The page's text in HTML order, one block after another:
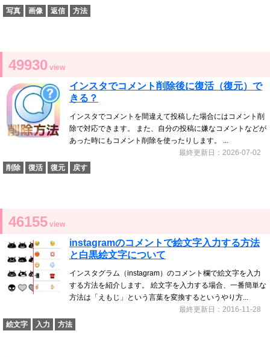
写真 画像 返信 方法
49930 view
インスタでコメント削除後に復活（復元）で
きる？
インスタでコメントを間違えて投稿した場合にはコメント削
除で対応できます。 また、自分の投稿に嫌なコメントなどが
あった時にもコメント削除を使ったりします。 ...
最終更新日：2026-07-02
削除
復活 復元 戻す
46155 view
instagramのコメントで絵文字入力する方法
と白黒絵文字について
インスタグラム（instagram）のコメント欄で絵文字を入力
する方法を紹介します。 絵文字を入力する場合、一番簡単な
方法は「えもじ」という言葉を変換するというやり方...
最終更新日：2016-11-28
絵文字
入力 方法